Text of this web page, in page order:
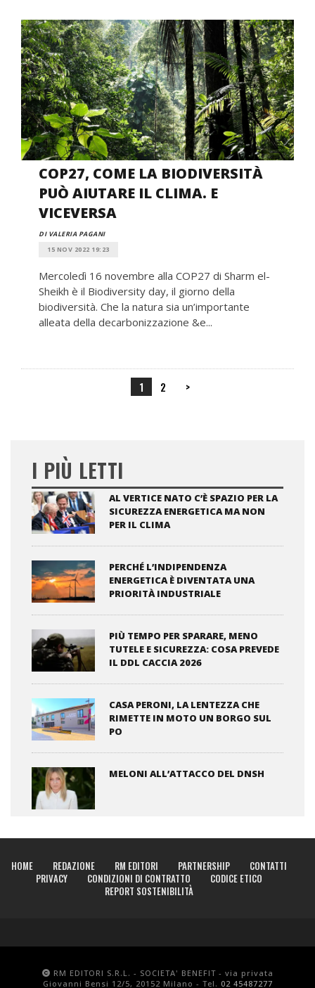
COP27, COME LA BIODIVERSITÀ
PUÒ AIUTARE IL CLIMA. E
VICEVERSA
DI VALERIA PAGANI
15 NOV 2022 19:23
Mercoledì 16 novembre alla COP27 di Sharm el-
Sheikh è il Biodiversity day, il giorno della
biodiversità. Che la natura sia un’importante
alleata della decarbonizzazione &e...
1 2 >
I PIÙ LETTI
AL VERTICE NATO C’È SPAZIO PER LA
SICUREZZA ENERGETICA MA NON
PER IL CLIMA
PERCHÉ L’INDIPENDENZA
ENERGETICA È DIVENTATA UNA
PRIORITÀ INDUSTRIALE
PIÙ TEMPO PER SPARARE, MENO
TUTELE E SICUREZZA: COSA PREVEDE
IL DDL CACCIA 2026
CASA PERONI, LA LENTEZZA CHE
RIMETTE IN MOTO UN BORGO SUL
PO
MELONI ALL’ATTACCO DEL DNSH
HOME REDAZIONE RM EDITORI PARTNERSHIP
CONTATTI
PRIVACY
CONDIZIONI DI CONTRATTO
CODICE ETICO
REPORT SOSTENIBILITÀ
RM EDITORI S.R.L. - SOCIETA' BENEFIT - via privata
Giovanni Bensi 12/5, 20152 Milano - Tel. 02 45487277